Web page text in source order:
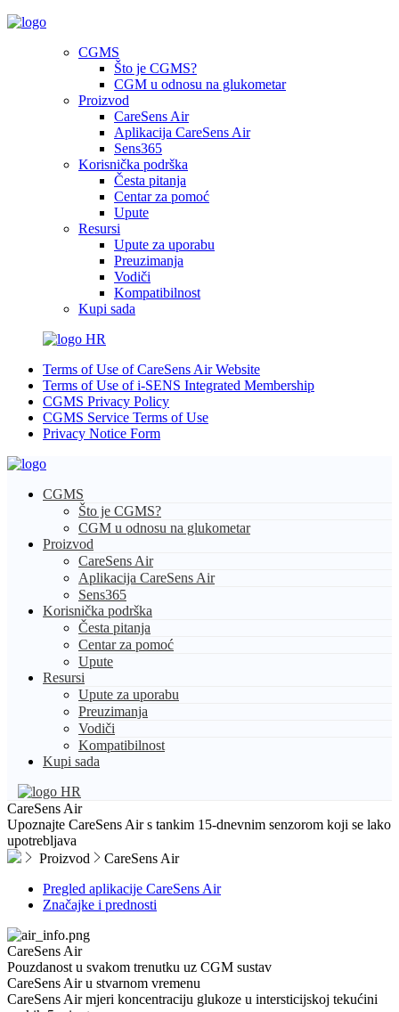
CGMS
Što je CGMS?
CGM u odnosu na glukometar
Proizvod
CareSens Air
Aplikacija CareSens Air
Sens365
Korisnička podrška
Česta pitanja
Centar za pomoć
Upute
Resursi
Upute za uporabu
Preuzimanja
Vodiči
Kompatibilnost
Kupi sada
HR
Terms of Use of CareSens Air Website
Terms of Use of i-SENS Integrated Membership
CGMS Privacy Policy
CGMS Service Terms of Use
Privacy Notice Form
CGMS
Što je CGMS?
CGM u odnosu na glukometar
Proizvod
CareSens Air
Aplikacija CareSens Air
Sens365
Korisnička podrška
Česta pitanja
Centar za pomoć
Upute
Resursi
Upute za uporabu
Preuzimanja
Vodiči
Kompatibilnost
Kupi sada
HR
CareSens Air
Upoznajte CareSens Air s tankim 15-dnevnim senzorom koji se lako
upotrebljava
Proizvod
CareSens Air
Pregled aplikacije CareSens Air
Značajke i prednosti
CareSens Air
Pouzdanost u svakom trenutku uz CGM sustav
CareSens Air u stvarnom vremenu
CareSens Air mjeri koncentraciju glukoze u intersticijskoj tekućini